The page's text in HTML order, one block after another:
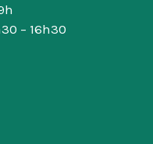
– 16h30